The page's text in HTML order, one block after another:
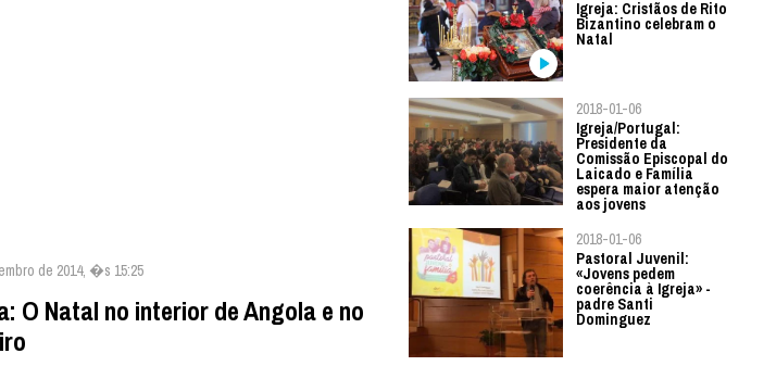
de 2014, �s 15:25
O Natal no interior de Angola e no
Igreja: Cristãos de Rito
Bizantino celebram o
Natal
2018-01-06
Igreja/Portugal:
Presidente da
Comissão Episcopal do
Laicado e Família
espera maior atenção
aos jovens
2018-01-06
Pastoral Juvenil:
«Jovens pedem
coerência à Igreja» -
padre Santi
Dominguez